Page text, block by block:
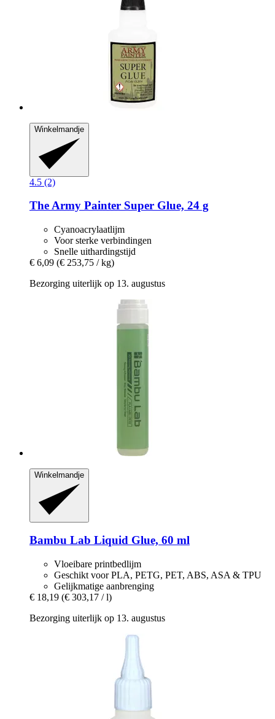
Winkelmandje
4.5 (2)
The Army Painter Super Glue, 24 g
Cyanoacrylaatlijm
Voor sterke verbindingen
Snelle uithardingstijd
€ 6,09 (€ 253,75 / kg)
Bezorging uiterlijk op 13. augustus
Winkelmandje
Bambu Lab Liquid Glue, 60 ml
Vloeibare printbedlijm
Geschikt voor PLA, PETG, PET, ABS, ASA & TPU
Gelijkmatige aanbrenging
€ 18,19 (€ 303,17 / l)
Bezorging uiterlijk op 13. augustus